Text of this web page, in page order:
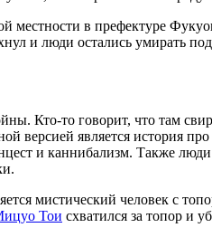
местности в префектуре
и люди остались умирать
Кто-то говорит, что там
версией является история
и каннибализм. Также
мистический человек с
Тои схватился за топор и